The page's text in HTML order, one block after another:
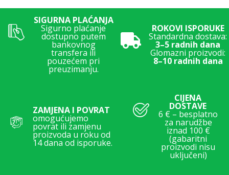
SIGURNA PLAĆANJA
Sigurno plaćanje
dostupno putem
bankovnog
transfera ili
pouzećem pri
preuzimanju.
ROKOVI ISPORUKE
Standardna dostava:
3–5 radnih dana
Glomazni proizvodi:
8–10 radnih dana
ZAMJENA I POVRAT
omogućujemo
povrat ili zamjenu
proizvoda u roku od
14 dana od isporuke.
CIJENA
DOSTAVE
6 € – besplatno
za narudžbe
iznad 100 €
(gabaritni
proizvodi nisu
uključeni)